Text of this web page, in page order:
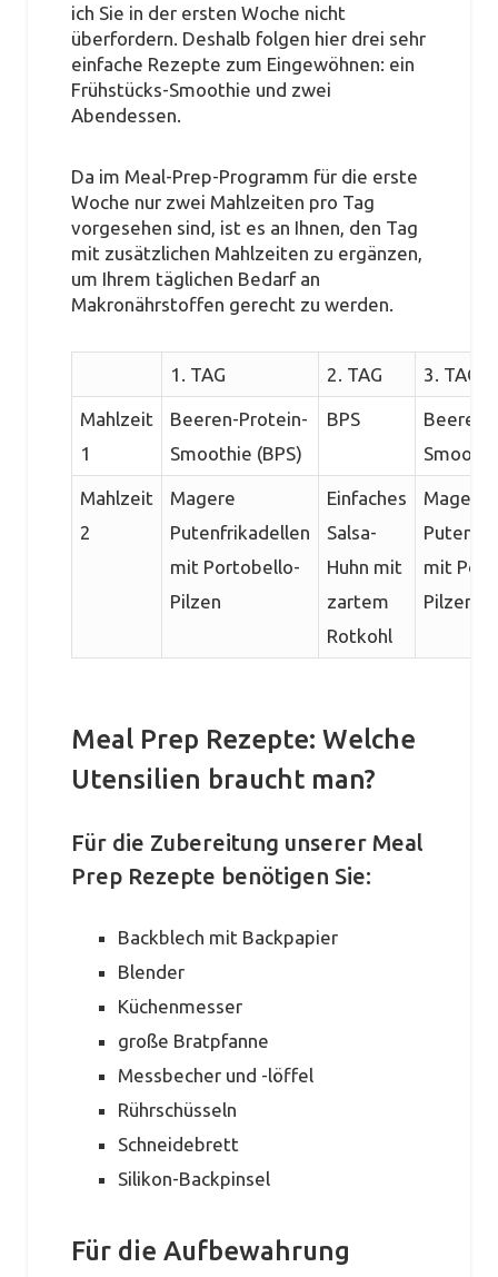
ich Sie in der ersten Woche nicht
überfordern. Deshalb folgen hier drei sehr
einfache Rezepte zum Eingewöhnen: ein
Frühstücks-Smoothie und zwei
Abendessen.
Da im Meal-Prep-Programm für die erste
Woche nur zwei Mahlzeiten pro Tag
vorgesehen sind, ist es an Ihnen, den Tag
mit zusätzlichen Mahlzeiten zu ergänzen,
um Ihrem täglichen Bedarf an
Makronährstoffen gerecht zu werden.
1. TAG 2. TAG 3. TAG
Mahlzeit
1
Beeren-Protein-
Smoothie (BPS)
BPS
Mahlzeit
2
Magere
Putenfrikadellen
mit Portobello-
Pilzen
Einfaches
Salsa-
Huhn mit
zartem
Rotkohl
Magere
mit
Pilzen
Meal Prep Rezepte: Welche
Utensilien braucht man?
Für die Zubereitung unserer Meal
Prep Rezepte benötigen Sie:
Backblech mit Backpapier
Blender
Küchenmesser
große Bratpfanne
Messbecher und -löffel
Rührschüsseln
Schneidebrett
Silikon-Backpinsel
Für die Aufbewahrung